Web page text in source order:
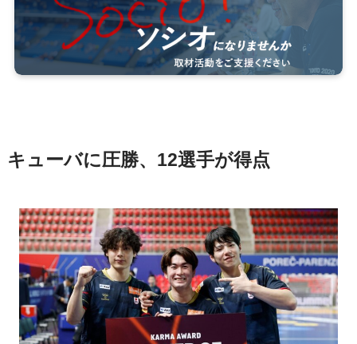
キューバに圧勝、12選手が得点